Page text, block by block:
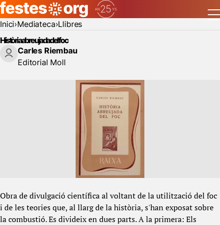
Inici Mediateca Llibres
Història abreujada del foc
Carles Riembau
Editorial Moll
Obra de divulgació científica al voltant de la utilització del foc
i de les teories que, al llarg de la història, s'han exposat sobre
la combustió. Es divideix en dues parts. A la primera: Els